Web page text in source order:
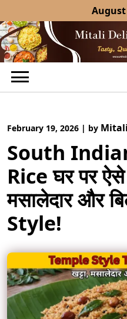
to
content
August
February 19, 2026 | by
South
Rice घर पर
मसालेदार और
Style!